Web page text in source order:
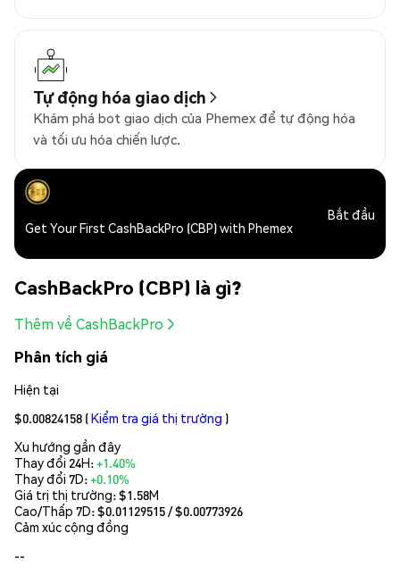
Tự động hóa giao dịch
Khám phá bot giao dịch của Phemex để tự động hóa
và tối ưu hóa chiến lược.
Get Your First CashBackPro (CBP) with Phemex
Bắt đầu
CashBackPro (CBP) là gì?
Thêm về CashBackPro
Phân tích giá
Hiện tại
$0.00824158 (Kiểm tra giá thị trường )
Xu hướng gần đây
Thay đổi 24H:+1.40%
Thay đổi 7D:+0.10%
Giá trị thị trường:$1.58M
Cao/Thấp 7D: $0.01129515/ $0.00773926
Cảm xúc cộng đồng
--